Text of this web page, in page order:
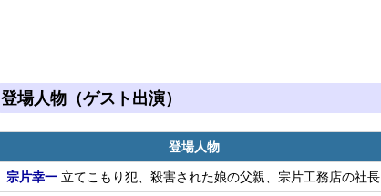
登場人物（ゲスト出演）
登場人物
宗片幸一 立てこもり犯、殺害された娘の父親、宗片工務店の社長